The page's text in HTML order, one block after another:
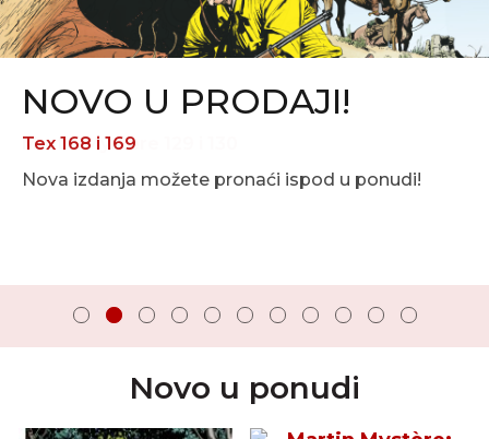
NOVO U PRODAJI!
Tex 168 i 169
Nova izdanja možete pronaći ispod u ponudi!
Novo u ponudi